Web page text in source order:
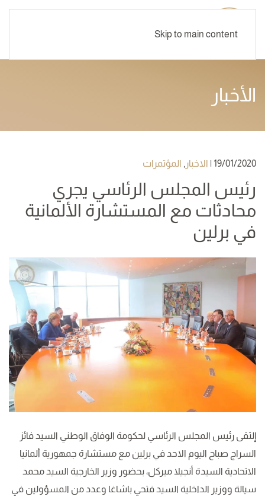
Skip to main content
الأخبار
19/01/2020
| الاخبار , المؤتمرات
رئيس المجلس الرئاسي يجري
محادثات مع المستشارة الألمانية
في برلين
إلتقى رئيس المجلس الرئاسي لحكومة الوفاق الوطني السيد فائز
السراج صباح اليوم الاحد في برلين مع مستشارة جمهورية ألمانيا
الاتحادية السيدة أنجيلا ميركل، بحضور وزير الخارجية السيد محمد
سيالة ووزير الداخلية السيد فتحي باشاغا وعدد من المسؤولين في